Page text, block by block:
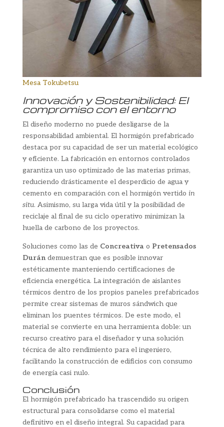
Mesa Tokubetsu
Innovación y Sostenibilidad: El
compromiso con el entorno
El diseño moderno no puede desligarse de la
responsabilidad ambiental. El hormigón prefabricado
destaca por su capacidad de ser un material ecológico
y eficiente. La fabricación en entornos controlados
garantiza un uso optimizado de las materias primas,
reduciendo drásticamente el desperdicio de agua y
cemento en comparación con el hormigón vertido in
situ. Asimismo, su larga vida útil y la posibilidad de
reciclaje al final de su ciclo operativo minimizan la
huella de carbono de los proyectos.
Soluciones como las de Concreativa o Pretensados
Durándemuestran que es posible innovar
estéticamente manteniendo certificaciones de
eficiencia energética. La integración de aislantes
térmicos dentro de los propios paneles prefabricados
permite crear sistemas de muros sándwich que
eliminan los puentes térmicos. De este modo, el
material se convierte en una herramienta doble: un
recurso creativo para el diseñador y una solución
técnica de alto rendimiento para el ingeniero,
facilitando la construcción de edificios con consumo
de energía casi nulo.
Conclusión
El hormigón prefabricado ha trascendido su origen
estructural para consolidarse como el material
definitivo en el diseño integral. Su capacidad para